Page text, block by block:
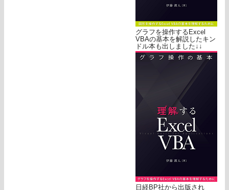
グラフを操作するExcel
VBAの基本を解説したキン
ドル本も出しました↓↓
日経BP社から出版され